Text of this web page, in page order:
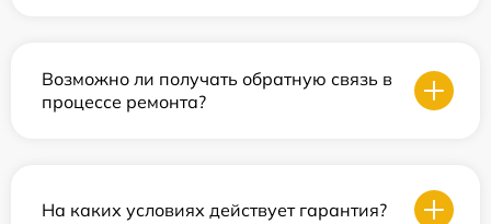
Возможно ли получать обратную связь в
процессе ремонта?
На каких условиях действует гарантия?